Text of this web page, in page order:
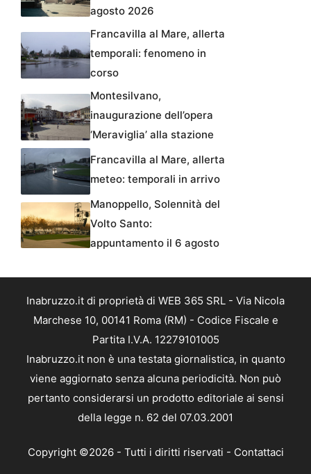
agosto 2026
Francavilla al Mare, allerta
temporali: fenomeno in
corso
Montesilvano,
inaugurazione dell’opera
‘Meraviglia’ alla stazione
Francavilla al Mare, allerta
meteo: temporali in arrivo
Manoppello, Solennità del
Volto Santo:
appuntamento il 6 agosto
Inabruzzo.it di proprietà di WEB 365 SRL - Via Nicola
Marchese 10, 00141 Roma (RM) - Codice Fiscale e
Partita I.V.A. 12279101005
Inabruzzo.it non è una testata giornalistica, in quanto
viene aggiornato senza alcuna periodicità. Non può
pertanto considerarsi un prodotto editoriale ai sensi
della legge n. 62 del 07.03.2001
Copyright ©2026 - Tutti i diritti riservati - Contattaci